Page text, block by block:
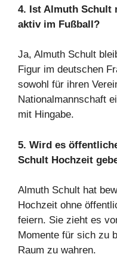
4. Ist Almuth Schult
aktiv im Fußball?
Ja, Almuth Schult
Figur im deutschen
sowohl für ihren
Nationalmannschaft
mit Hingabe.
5. Wird es
Schult Hochzeit
Almuth Schult hat
Hochzeit ohne
feiern. Sie zieht es
Momente für sich zu
Raum zu wahren.